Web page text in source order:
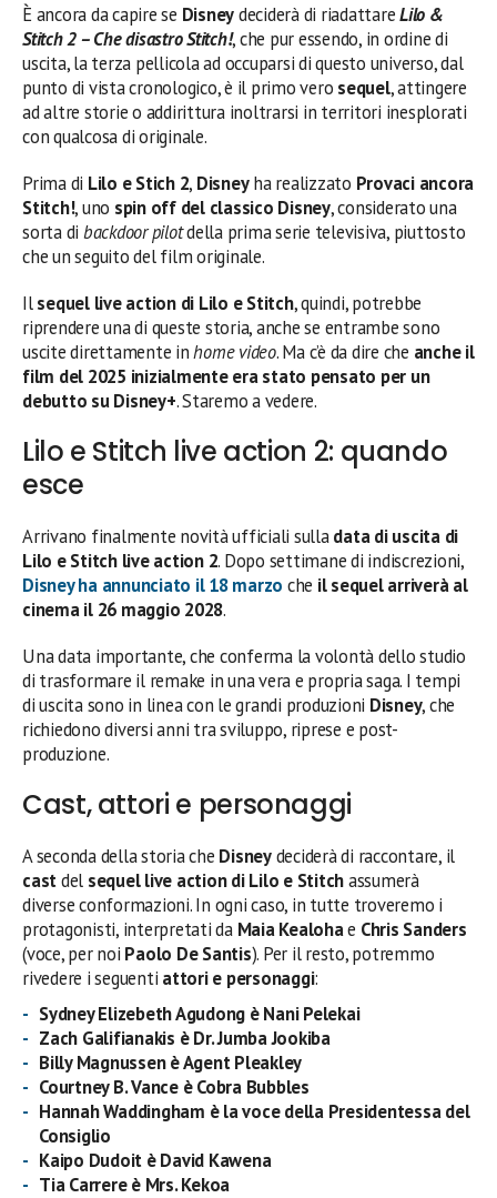
È ancora da capire se Disneydeciderà di riadattareLilo &
Stitch 2 – Che disastro Stitch!, che pur essendo, in ordine di
uscita, la terza pellicola ad occuparsi di questo universo, dal
punto di vista cronologico, è il primo vero sequel, attingere
ad altre storie o addirittura inoltrarsi in territori inesplorati
con qualcosa di originale.
Prima di Lilo e Stich 2, Disneyha realizzato Provaci ancora
Stitch!, uno spin off del classico Disney, considerato una
sorta di backdoor pilotdella prima serie televisiva, piuttosto
che un seguito del film originale.
Ilsequel live action di Lilo e Stitch, quindi, potrebbe
riprendere una di queste storia, anche se entrambe sono
uscite direttamente inhome video. Ma c’è da dire che anche il
film del 2025 inizialmente era stato pensato per un
debutto su Disney+. Staremo a vedere.
Lilo e Stitch live action 2: quando
esce
Arrivano finalmente novità ufficiali sulladata di uscita di
Lilo e Stitch live action 2. Dopo settimane di indiscrezioni,
Disneyha annunciato il 18 marzo che il sequel arriverà al
cinema il 26 maggio 2028.
Una data importante, che conferma la volontà dello studio
di trasformare il remake in una vera e propria saga. I tempi
di uscita sono in linea con le grandi produzioni Disney, che
richiedono diversi anni tra sviluppo, riprese e post-
produzione.
Cast, attori e personaggi
A seconda della storia che Disneydeciderà di raccontare, il
castdel sequel live action di Lilo e Stitchassumerà
diverse conformazioni. In ogni caso, in tutte troveremo i
protagonisti, interpretati da Maia Kealohae Chris Sanders
(voce, per noi Paolo De Santis). Per il resto, potremmo
rivedere i seguenti attori e personaggi:
Sydney Elizebeth Agudong è Nani Pelekai
Zach Galifianakis è Dr. Jumba Jookiba
Billy Magnussen è Agent Pleakley
Courtney B. Vance è Cobra Bubbles
Hannah Waddingham è la voce della Presidentessa del
Consiglio
Kaipo Dudoit è David Kawena
Tia Carrere è Mrs. Kekoa